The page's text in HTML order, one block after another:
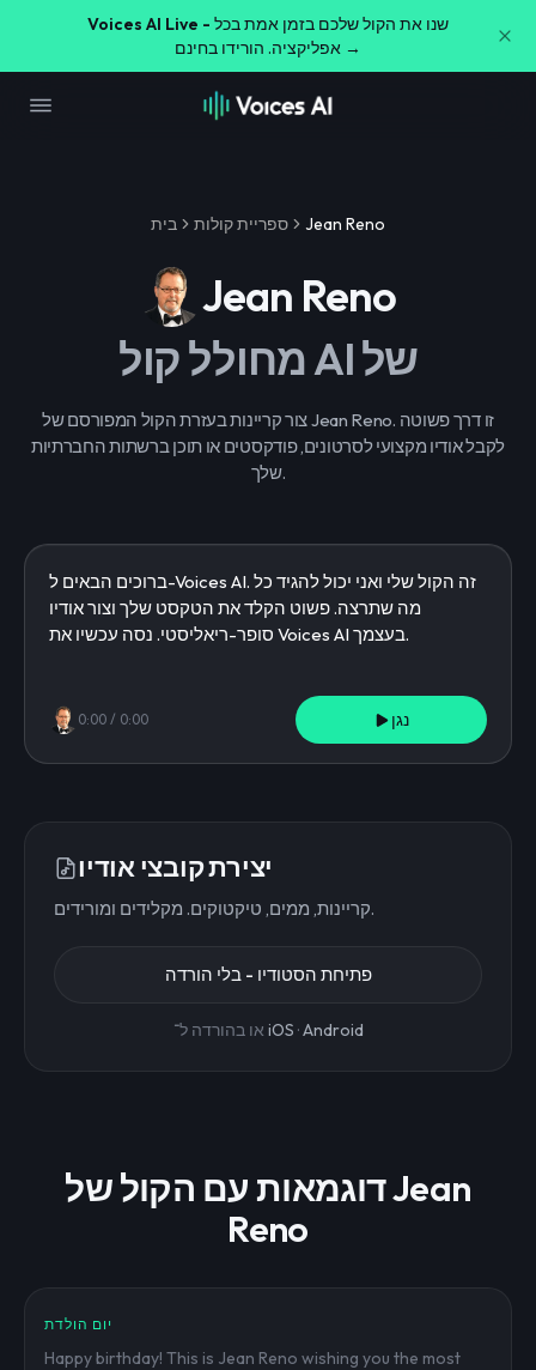
Voices AI Live - שנו את הקול שלכם בזמן אמת בכל
אפליקציה. הורידו בחינם →
בית ספריית קולות Jean Reno
Jean Reno
מחולל קול AI של
צור קריינות בעזרת הקול המפורסם של Jean Reno. זו דרך פשוטה
לקבל אודיו מקצועי לסרטונים, פודקסטים או תוכן ברשתות החברתיות
שלך.
0:00 / 0:00 נגן
יצירת קובצי אודיו
קריינות, ממים, טיקטוקים. מקלידים ומורידים.
פתיחת הסטודיו - בלי הורדה
או בהורדה ל־ iOS ·Android
דוגמאות עם הקול של Jean
Reno
יום הולדת
Happy birthday! This is Jean Reno wishing you the most